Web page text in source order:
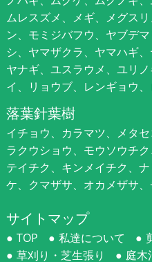
ムレスズメ、メギ、メグス
ン、モミジバフウ、ヤブデ
シ、ヤマザクラ、ヤマハギ
ヤナギ、ユスラウメ、ユリ
イ、リョウブ、レンギョウ、
落葉針葉樹
イチョウ、カラマツ、メタ
ラクウショウ、モウソウチ
テイチク、キンメイチク、
ケ、クマザサ、オカメザサ
サイトマップ
TOP 私達について
草刈り・芝生張り
庭木